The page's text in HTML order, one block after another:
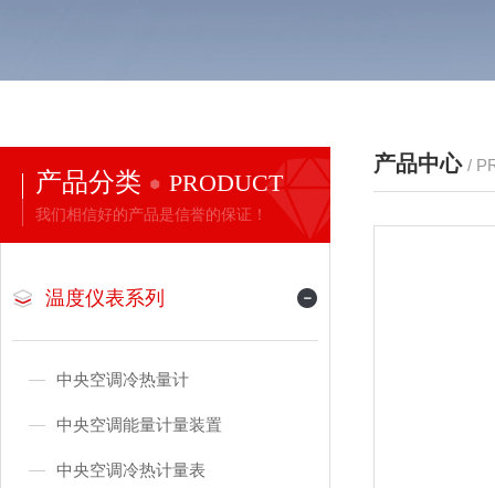
产品分类 PRODUCT
我们相信好的产品是信誉的保证！
温度仪表系列
中央空调冷热量计
中央空调能量计量装置
中央空调冷热计量表
产品中心 /